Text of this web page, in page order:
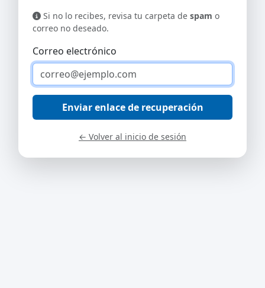
Si no lo recibes, revisa tu carpeta de spam o
correo no deseado.
Correo electrónico
Enviar enlace de recuperación
← Volver al inicio de sesión